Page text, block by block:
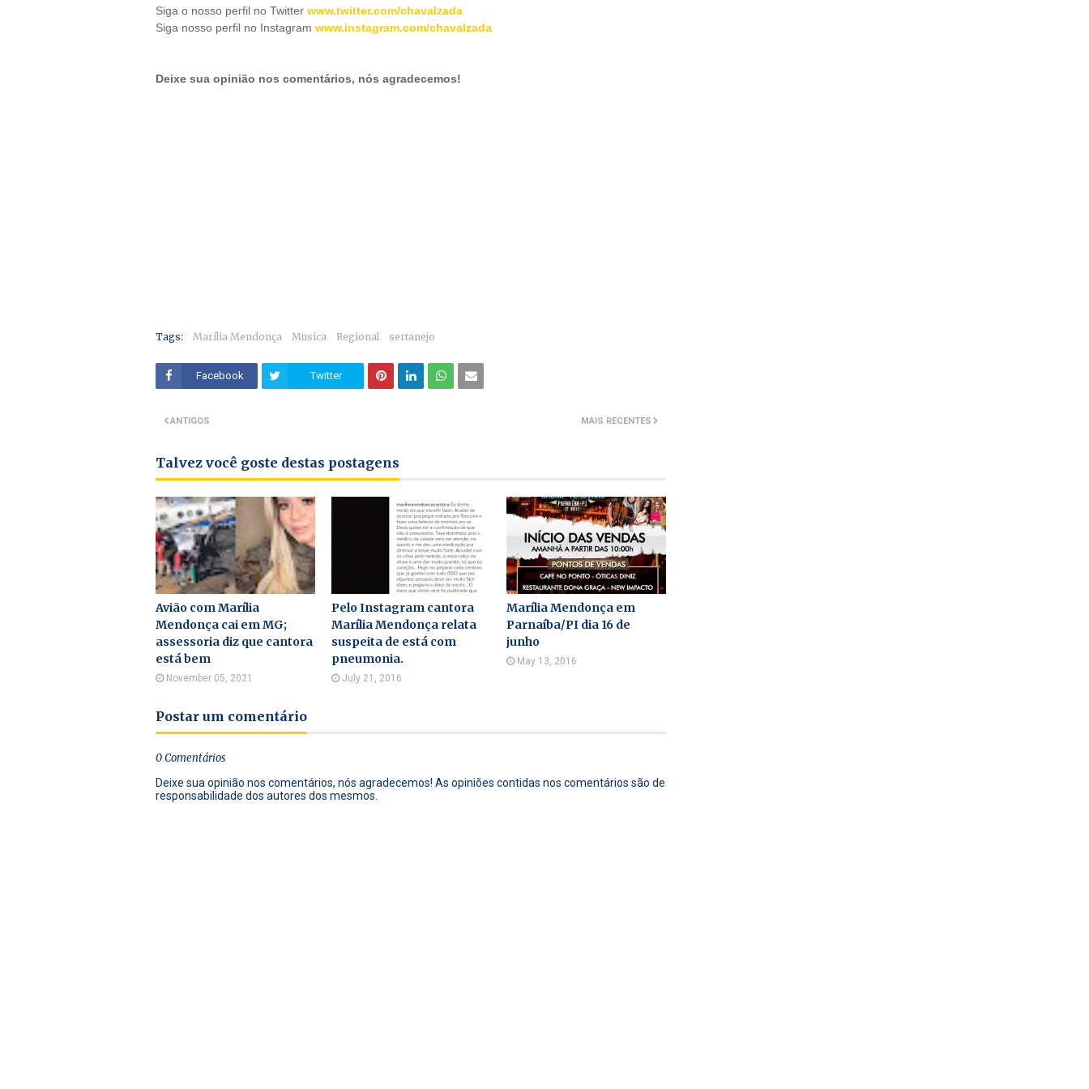
Siga o nosso perfil no Twitter www.twitter.com/chavalzada
Siga nosso perfil no Instagram www.instagram.com/chavalzada
Deixe sua opinião nos comentários, nós agradecemos!
Tags: Marília Mendonça Musica Regional sertanejo
Facebook Twitter
MAIS RECENTES
ANTIGOS
Talvez você goste destas postagens
Avião com Marília
Mendonça cai em MG;
assessoria diz que cantora
está bem
November 05, 2021
Pelo Instagram cantora
Marília Mendonça relata
suspeita de está com
pneumonia.
July 21, 2016
Marília Mendonça em
Parnaíba/PI dia 16 de
junho
May 13, 2016
Postar um comentário
0 Comentários
Deixe sua opinião nos comentários, nós agradecemos! As opiniões contidas nos comentários são de
responsabilidade dos autores dos mesmos.